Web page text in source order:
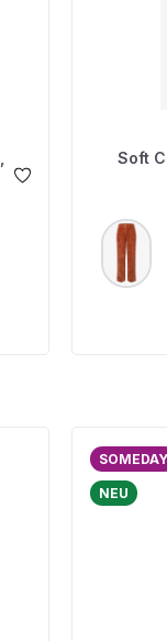
Soft
FARBE
SOMEDAY
NEU